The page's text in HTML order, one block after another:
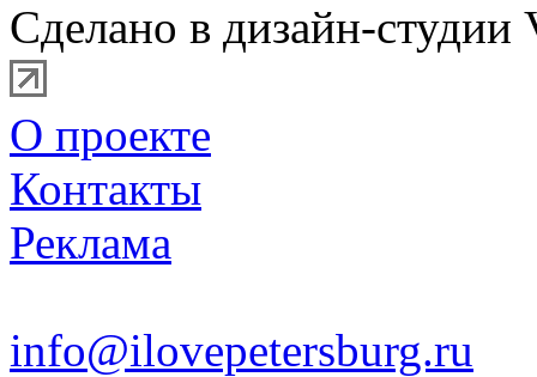
Сделано в дизайн-студии
О проекте
Контакты
Реклама
info@ilovepetersburg.ru